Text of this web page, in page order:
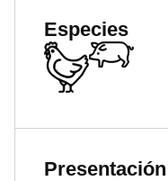
Especies
Presentación